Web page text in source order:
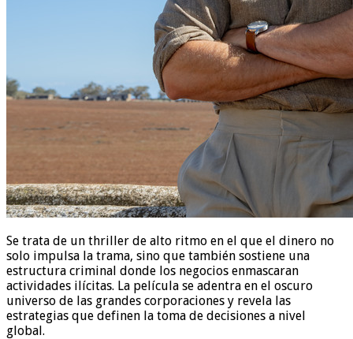
Se trata de un thriller de alto ritmo en el que el dinero no
solo impulsa la trama, sino que también sostiene una
estructura criminal donde los negocios enmascaran
actividades ilícitas. La película se adentra en el oscuro
universo de las grandes corporaciones y revela las
estrategias que definen la toma de decisiones a nivel
global.